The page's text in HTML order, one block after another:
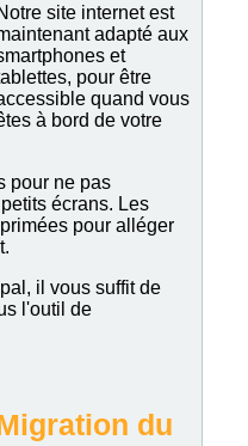
site internet est
adapté aux
et
pour être
quand vous
à bord de votre
pour ne pas
écrans. Les
pour alléger
il vous suffit de
l'outil de
du